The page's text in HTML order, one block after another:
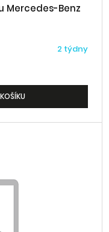
Mercedes-Benz
2 týdny